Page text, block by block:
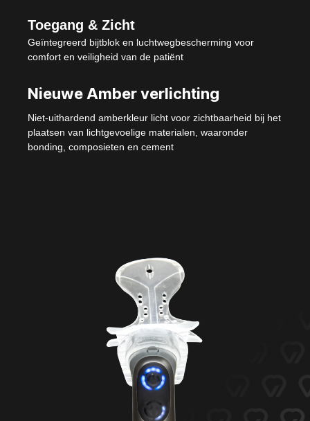
Toegang & Zicht
Geïntegreerd bijtblok en luchtwegbescherming voor
comfort en veiligheid van de patiënt
Nieuwe Amber verlichting
Niet-uithardend amberkleur licht voor zichtbaarheid bij het
plaatsen van lichtgevoelige materialen, waaronder
bonding, composieten en cement